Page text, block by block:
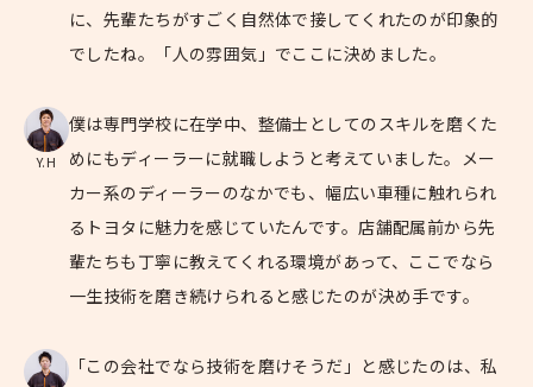
に、先輩たちがすごく自然体で接してくれたのが印象的
でしたね。「人の雰囲気」でここに決めました。
Y.H
僕は専門学校に在学中、整備士としてのスキルを磨くた
めにもディーラーに就職しようと考えていました。メー
カー系のディーラーのなかでも、幅広い車種に触れられ
るトヨタに魅力を感じていたんです。店舗配属前から先
輩たちも丁寧に教えてくれる環境があって、ここでなら
一生技術を磨き続けられると感じたのが決め手です。
「この会社でなら技術を磨けそうだ」と感じたのは、私